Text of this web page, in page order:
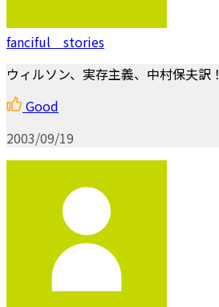
fanciful stories
ウィルソン、実存主義、中村保夫訳！
Good
2003/09/19